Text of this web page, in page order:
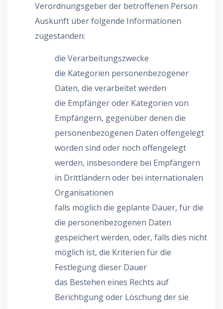
Verordnungsgeber der betroffenen Person
Auskunft über folgende Informationen
zugestanden:
die Verarbeitungszwecke
die Kategorien personenbezogener
Daten, die verarbeitet werden
die Empfänger oder Kategorien von
Empfängern, gegenüber denen die
personenbezogenen Daten offengelegt
worden sind oder noch offengelegt
werden, insbesondere bei Empfängern
in Drittländern oder bei internationalen
Organisationen
falls möglich die geplante Dauer, für die
die personenbezogenen Daten
gespeichert werden, oder, falls dies nicht
möglich ist, die Kriterien für die
Festlegung dieser Dauer
das Bestehen eines Rechts auf
Berichtigung oder Löschung der sie